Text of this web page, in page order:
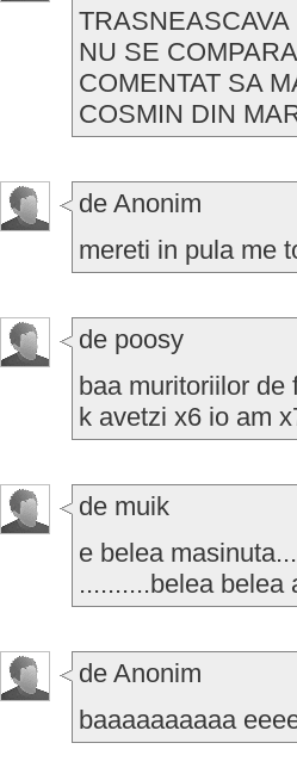
NU SE
COMENTAT SA
COSMIN DIN
de Anonim
mereti in pula me
de poosy
baa muritoriilor de
k avetzi x6 io am
de muik
e belea
..........belea belea
de Anonim
baaaaaaaaaa